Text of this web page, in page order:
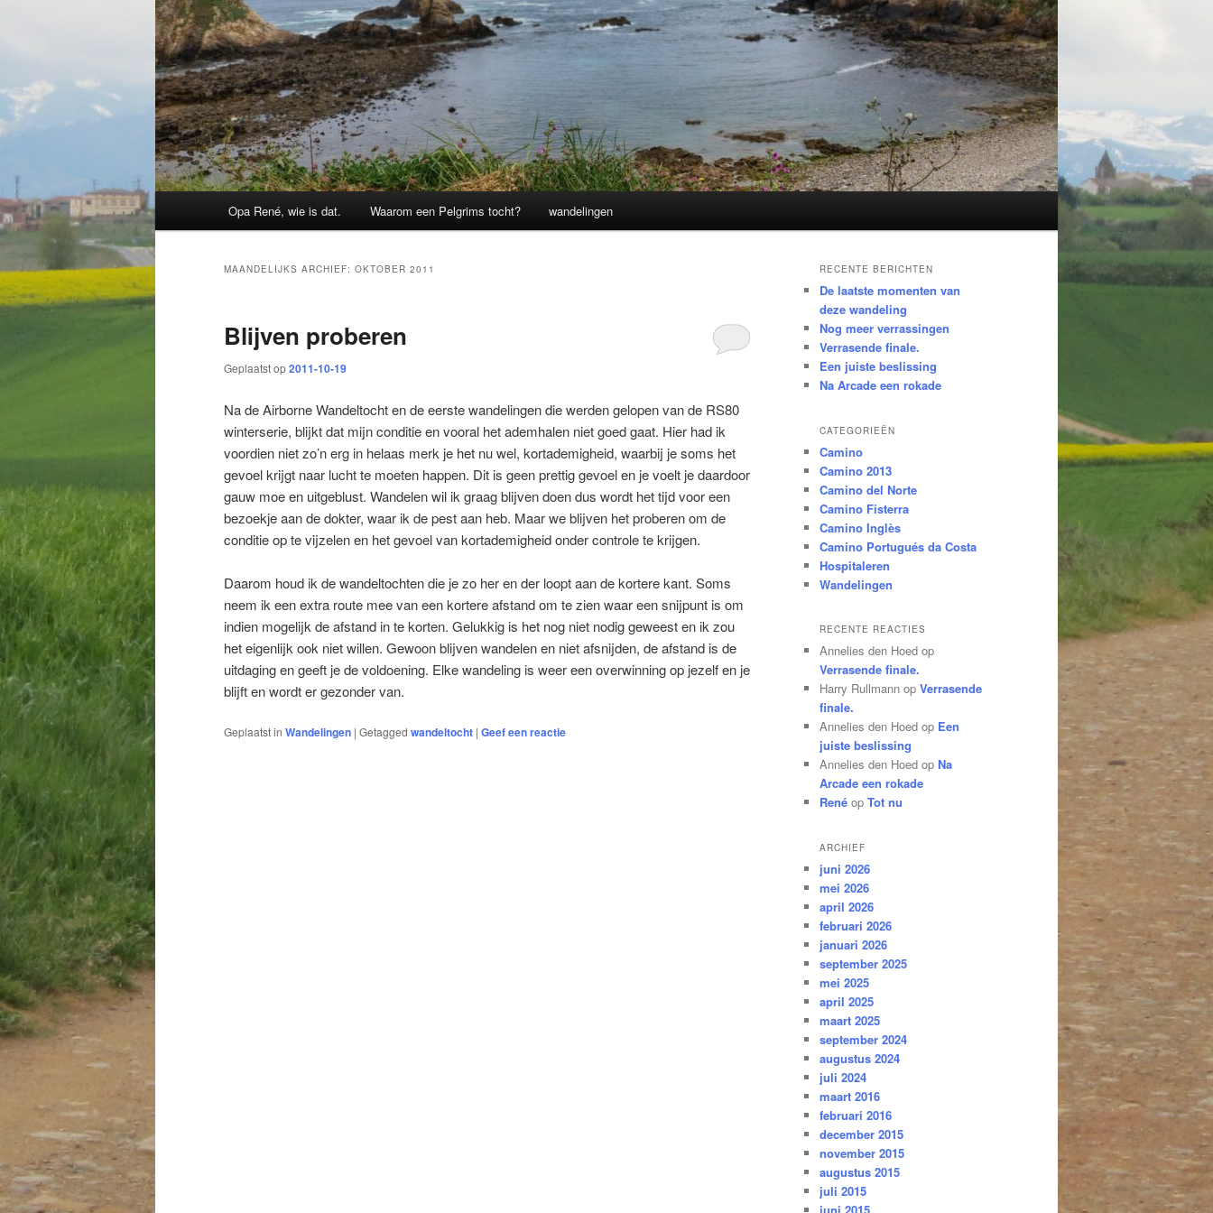
Opa René, wie is dat. Waarom een Pelgrims tocht? wandelingen
MAANDELIJKS ARCHIEF: OKTOBER 2011
Blijven proberen
Geplaatst op2011-10-19
Na de Airborne Wandeltocht en de eerste wandelingen die werden gelopen van de RS80
winterserie, blijkt dat mijn conditie en vooral het ademhalen niet goed gaat. Hier had ik
voordien niet zo’n erg in helaas merk je het nu wel, kortademigheid, waarbij je soms het
gevoel krijgt naar lucht te moeten happen. Dit is geen prettig gevoel en je voelt je daardoor
gauw moe en uitgeblust. Wandelen wil ik graag blijven doen dus wordt het tijd voor een
bezoekje aan de dokter, waar ik de pest aan heb. Maar we blijven het proberen om de
conditie op te vijzelen en het gevoel van kortademigheid onder controle te krijgen.
Daarom houd ik de wandeltochten die je zo her en der loopt aan de kortere kant. Soms
neem ik een extra route mee van een kortere afstand om te zien waar een snijpunt is om
indien mogelijk de afstand in te korten. Gelukkig is het nog niet nodig geweest en ik zou
het eigenlijk ook niet willen. Gewoon blijven wandelen en niet afsnijden, de afstand is de
uitdaging en geeft je de voldoening. Elke wandeling is weer een overwinning op jezelf en je
blijft en wordt er gezonder van.
Geplaatst in Wandelingen | Getagged wandeltocht | Geef een reactie
RECENTE BERICHTEN
De laatste momenten van
deze wandeling
Nog meer verrassingen
Verrasende finale.
Een juiste beslissing
Na Arcade een rokade
CATEGORIEËN
Camino
Camino 2013
Camino del Norte
Camino Fisterra
Camino Inglès
Camino Portugués da Costa
Hospitaleren
Wandelingen
RECENTE REACTIES
Annelies den Hoed op
Verrasende finale.
Harry Rullmann op Verrasende
finale.
Annelies den Hoed op Een
juiste beslissing
Annelies den Hoed op Na
Arcade een rokade
René op Tot nu
ARCHIEF
juni 2026
mei 2026
april 2026
februari 2026
januari 2026
september 2025
mei 2025
april 2025
maart 2025
september 2024
augustus 2024
juli 2024
maart 2016
februari 2016
december 2015
november 2015
augustus 2015
juli 2015
juni 2015